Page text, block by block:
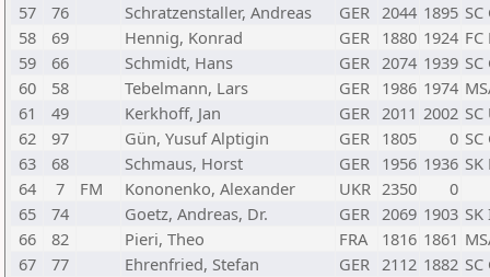
57
76 Schratzenstaller, Andreas GER 2044 1895
58
69 Hennig, Konrad GER 1880 1924
59
66 Schmidt, Hans GER 2074 1939
60
58 Tebelmann, Lars GER 1986 1974
61
49 Kerkhoff, Jan GER 2011 2002
62
97 Gün, Yusuf Alptigin GER 1805 0
63
68 Schmaus, Horst GER 1956 1936
64
7 FM Kononenko, Alexander UKR 2350
0
65
74 Goetz, Andreas, Dr. GER 2069 1903
66
82 Pieri, Theo FRA 1816 1861
67
77 Ehrenfried, Stefan GER 2112 1882